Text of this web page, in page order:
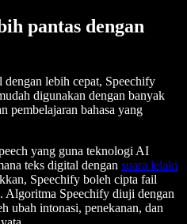
pantas dengan
dengan lebih cepat, Speechify
digunakan dengan banyak
pembelajaran bahasa yang
yang guna teknologi AI
teks digital dengan suara lelaki
Speechify boleh cipta fail
Algoritma Speechify diuji dengan
ubah intonasi, penekanan, dan